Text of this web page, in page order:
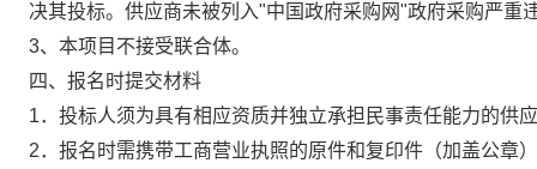
决其投标。供应商未被列入"中国政府采购网"政府采购严重
3、本项目不接受联合体。
四、报名时提交材料
1．投标人须为具有相应资质并独立承担民事责任能力的供
2．报名时需携带工商营业执照的原件和复印件（加盖公章